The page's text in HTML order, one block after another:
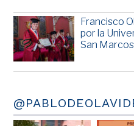
Francisco
por la
San Marcos